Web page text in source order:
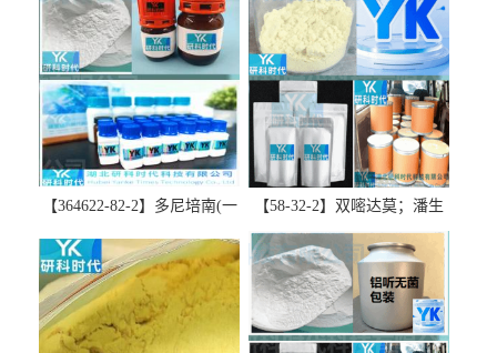
【364622-82-2】多尼培南(一
精品科研试剂-湖北研科时代
科技-“研”无止境;“科”学创
新！支持三方验证；支持定
制；检测图谱；MSDS等技术
【58-32-2】双嘧达莫；潘生
丁-精品科研试剂-湖北研科时
代科技-“研”无止境;“科”学创
新！支持三方验证；支持定
制；检测图谱；MSDS等技术
支持！